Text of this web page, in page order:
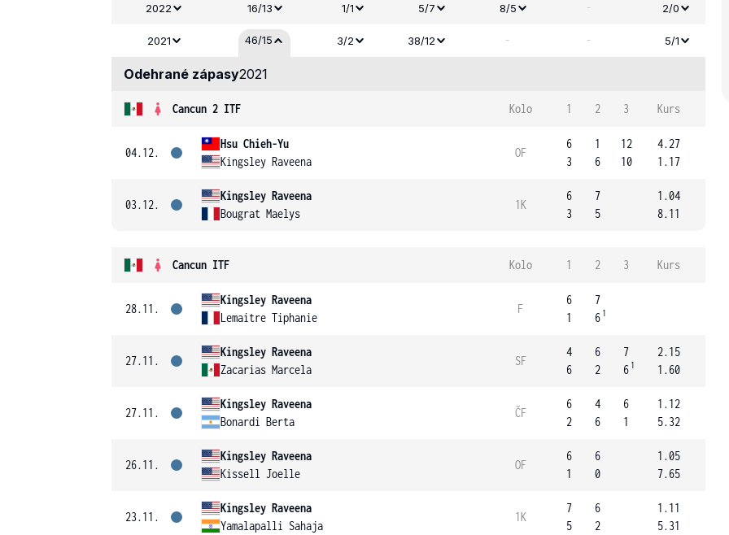
2022 16/13 1/1 5/7 8/5 - 2/0
2021 46/15 3/2 38/12 - - 5/1
Odehrané zápasy2021
Cancun 2 ITF Kolo 1 2 3 Kurs
04.12.
Hsu Chieh-Yu
Kingsley Raveena
OF
6
3
1
6
12
10
4.27
1.17
03.12.
Kingsley Raveena
Bougrat Maelys
1K
6
3
7
5
1.04
8.11
Cancun ITF Kolo 1 2 3 Kurs
28.11.
Kingsley Raveena
Lemaitre Tiphanie
F
6
1
7
6 1
27.11.
Kingsley Raveena
Zacarias Marcela
SF
4
6
6
2
7
6 1
2.15
1.60
27.11.
Kingsley Raveena
Bonardi Berta
ČF
6
2
4
6
6
1
1.12
5.32
26.11.
Kingsley Raveena
Kissell Joelle
OF
6
1
6
0
1.05
7.65
23.11.
Kingsley Raveena
Yamalapalli Sahaja
1K
7
5
6
2
1.11
5.31